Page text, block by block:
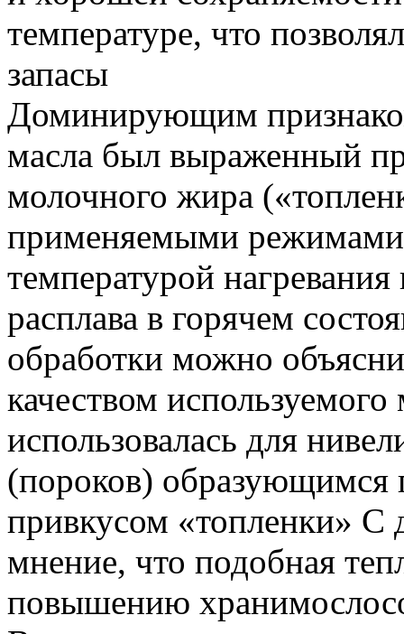
температуре, что
запасы
Доминирующим
масла был выраженный
молочного жира
применяемыми
температурой
расплава в горячем
обработки можно
качеством
использовалась для
(пороков)
привкусом «топленки» С
мнение, что подобная
повышению